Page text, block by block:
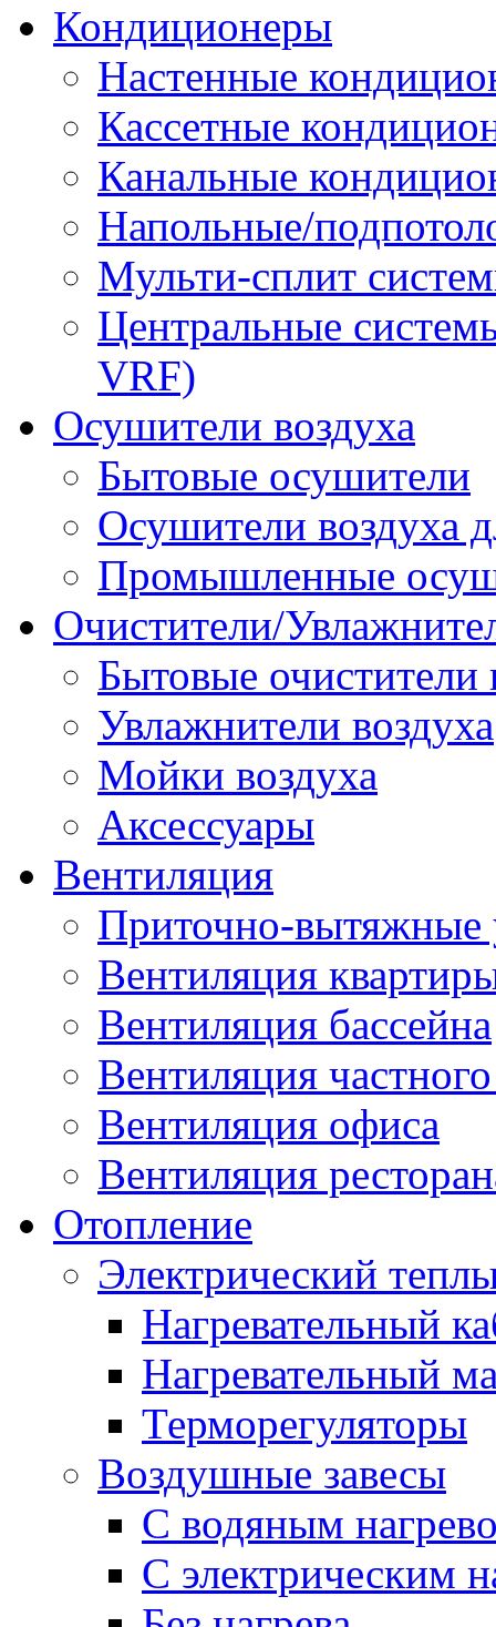
Кондиционеры
Настенные
Кассетные
Канальные
Напольные/
Мульти-сплит
Центральные
VRF)
Осушители воздуха
Бытовые осушители
Осушители воздуха
Промышленные
Очистители/
Бытовые очистители
Увлажнители воздуха
Мойки воздуха
Аксессуары
Вентиляция
Приточно-вытяжные
Вентиляция
Вентиляция бассейна
Вентиляция
Вентиляция офиса
Вентиляция
Отопление
Электрический
Нагревательный
Нагревательный
Терморегуляторы
Воздушные завесы
С водяным
С электрическим